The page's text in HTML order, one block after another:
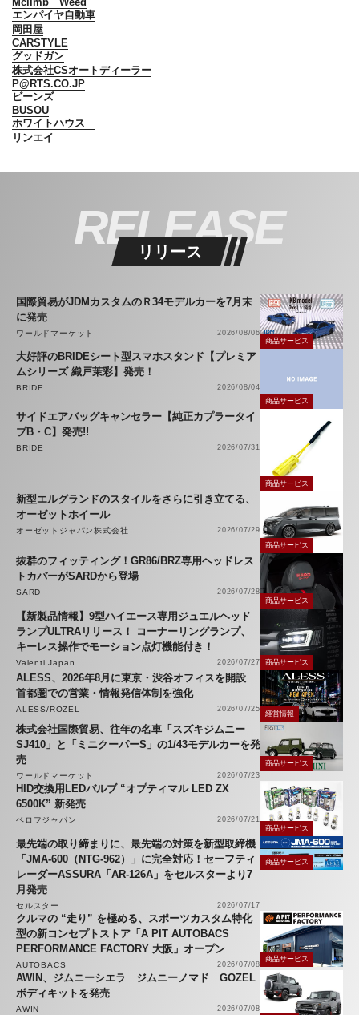
エンパイヤ自動車
岡田屋
CARSTYLE
グッドガン
株式会社CSオートディーラー
P@RTS.CO.JP
ビーンズ
BUSOU
ホワイトハウス
リンエイ
RELEASE
リリース
国際貿易がJDMカスタムのＲ34モデルカーを7月末
に発売
ワールドマーケット
2026/08/06
商品サービス
大好評のBRIDEシート型スマホスタンド【プレミア
ムシリーズ 織戸茉彩】発売！
BRIDE
2026/08/04
商品サービス
サイドエアバッグキャンセラー【純正カプラータイ
プB・C】発売!!
BRIDE 2026/07/31
商品サービス
新型エルグランドのスタイルをさらに引き立てる、
オーゼットホイール
オーゼットジャパン株式会社
2026/07/29
商品サービス
抜群のフィッティング！GR86/BRZ専用ヘッドレス
トカバーがSARDから登場
SARD
2026/07/28
商品サービス
【新製品情報】9型ハイエース専用ジュエルヘッド
ランプULTRAリリース！ コーナーリングランプ、
キーレス操作でモーション点灯機能付き！
Valenti Japan 2026/07/27 商品サービス
ALESS、2026年8月に東京・渋谷オフィスを開設
首都圏での営業・情報発信体制を強化
ALESS/ROZEL 2026/07/25
経営情報
株式会社国際貿易、往年の名車「スズキジムニー
SJ410」と「ミニクーパーS」の1/43モデルカーを発
売
ワールドマーケット 2026/07/23
商品サービス
HID交換用LEDバルブ “オプティマル LED ZX
6500K” 新発売
ベロフジャパン
2026/07/21
商品サービス
最先端の取り締まりに、最先端の対策を新型取締機
「JMA-600（NTG-962）」に完全対応！セーフティ
レーダーASSURA「AR-126A」をセルスターより7
月発売
セルスター 2026/07/17
商品サービス
クルマの “走り” を極める、スポーツカスタム特化
型の新コンセプトストア「A PIT AUTOBACS
PERFORMANCE FACTORY 大阪」オープン
AUTOBACS 2026/07/08
商品サービス
AWIN、ジムニーシエラ ジムニーノマド GOZEL
ボディキットを発売
AWIN 2026/07/08